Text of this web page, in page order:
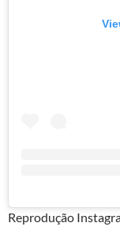
Reprodução